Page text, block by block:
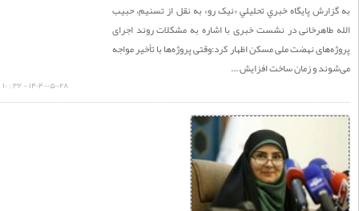
پايگاه خبري تحليلي «نيک رو» به نقل از تسنیم، حبیب
طاهرخانی در نشست خبری با اشاره به مشکلات روند اجرای
نهضت ملی مسکن اظهار کرد:وقتی پروژه‌ها با تأخیر مواجه
و زمان ساخت افزایش ...
۱۴۰۴-۰۵-۲۸ - ۳۲ : ۱۰